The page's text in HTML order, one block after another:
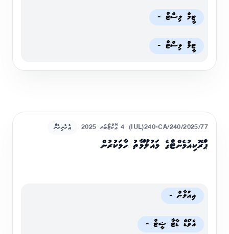
ޓީމް ލިސްޓް -
ޓީމް ލިސްޓް -
(IUL)240-CA/240/2025/77 4 އޮކްޓޯބަރ 2025 އެހެނިހެން
ޕްރޮކިއުމެންޓްގެ މައުލޫމާތު ހާމަކުރުން
އިއުލާން -
އެވޯޑް ޑާޓާ ޝީޓް -